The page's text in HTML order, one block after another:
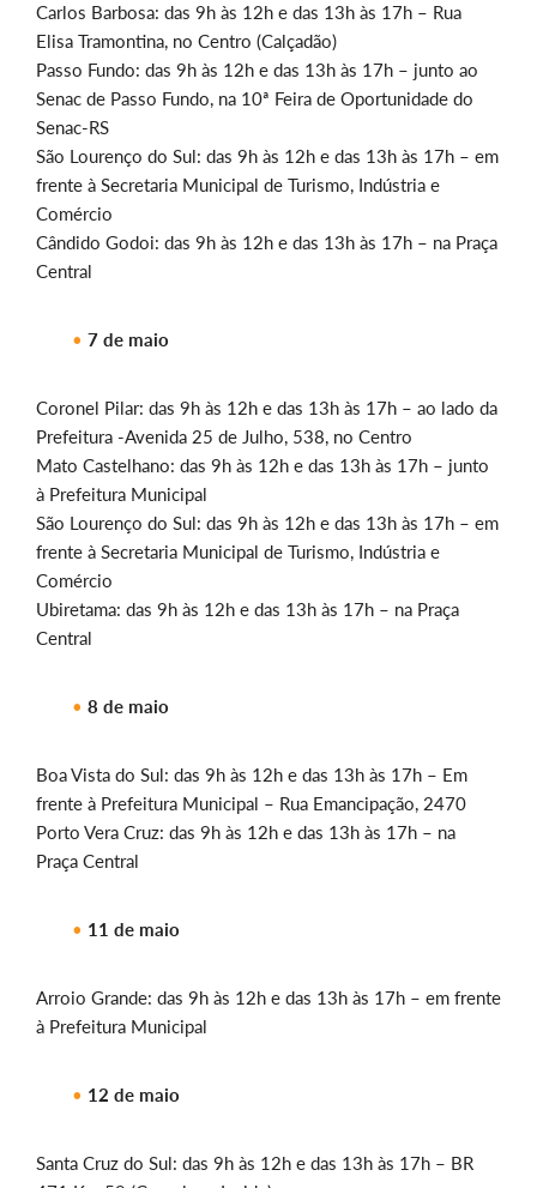
Carlos Barbosa: das 9h às 12h e das 13h às 17h – Rua
Elisa Tramontina, no Centro (Calçadão)
Passo Fundo: das 9h às 12h e das 13h às 17h – junto ao
Senac de Passo Fundo, na 10ª Feira de Oportunidade do
Senac-RS
São Lourenço do Sul: das 9h às 12h e das 13h às 17h – em
frente à Secretaria Municipal de Turismo, Indústria e
Comércio
Cândido Godoi: das 9h às 12h e das 13h às 17h – na Praça
Central
7 de maio
Coronel Pilar: das 9h às 12h e das 13h às 17h – ao lado da
Prefeitura -Avenida 25 de Julho, 538, no Centro
Mato Castelhano: das 9h às 12h e das 13h às 17h – junto
à Prefeitura Municipal
São Lourenço do Sul: das 9h às 12h e das 13h às 17h – em
frente à Secretaria Municipal de Turismo, Indústria e
Comércio
Ubiretama: das 9h às 12h e das 13h às 17h – na Praça
Central
8 de maio
Boa Vista do Sul: das 9h às 12h e das 13h às 17h – Em
frente à Prefeitura Municipal – Rua Emancipação, 2470
Porto Vera Cruz: das 9h às 12h e das 13h às 17h – na
Praça Central
11 de maio
Arroio Grande: das 9h às 12h e das 13h às 17h – em frente
à Prefeitura Municipal
12 de maio
Santa Cruz do Sul: das 9h às 12h e das 13h às 17h – BR